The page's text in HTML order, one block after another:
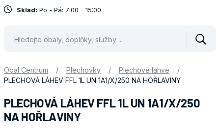
Sklad: Po - Pá: 7:00 - 15:00
Obal Centrum / Plechovky / Plechové lahve
/
PLECHOVÁ LÁHEV FFL 1L UN 1A1/X/250 NA HOŘLAVINY
PLECHOVÁ LÁHEV FFL 1L UN 1A1/X/250
NA HOŘLAVINY